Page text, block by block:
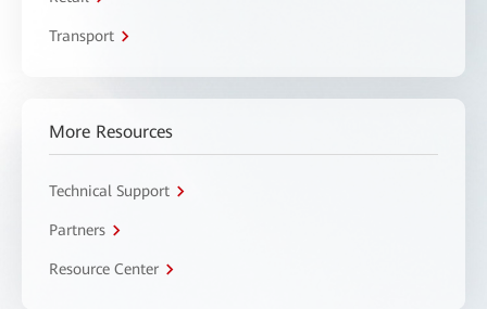
Transport
More Resources
Technical Support
Partners
Resource Center